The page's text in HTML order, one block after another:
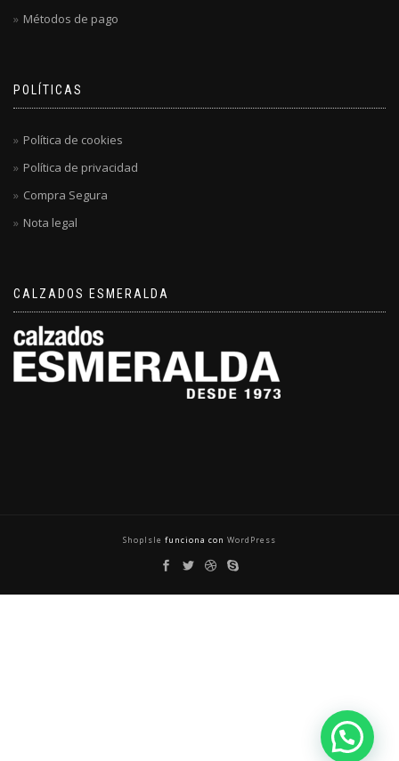
Métodos de pago
POLÍTICAS
Política de cookies
Política de privacidad
Compra Segura
Nota legal
CALZADOS ESMERALDA
ShopIsle funciona con WordPress